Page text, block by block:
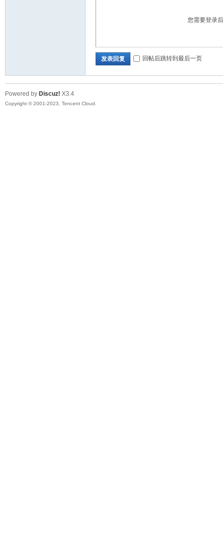
Bo
您需要登录
发表回复 回帖后跳转到最后一页
Powered by Discuz! X3.4
Copyright © 2001-2023, Tencent Cloud.